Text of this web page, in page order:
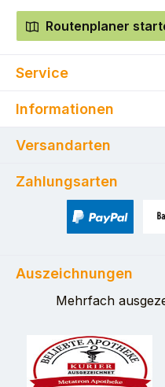
Routenplaner
Service
Informationen
Versandarten
Zahlungsarten
Auszeichnungen
Mehrfach